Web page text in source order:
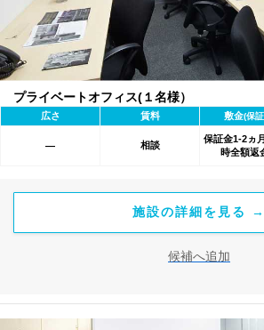
プライベートオフィス(１名様）
広さ 賃料 敷金(保
― 相談
保証金1-2ヵ
時全額返
施設の詳細を見る →
候補へ追加